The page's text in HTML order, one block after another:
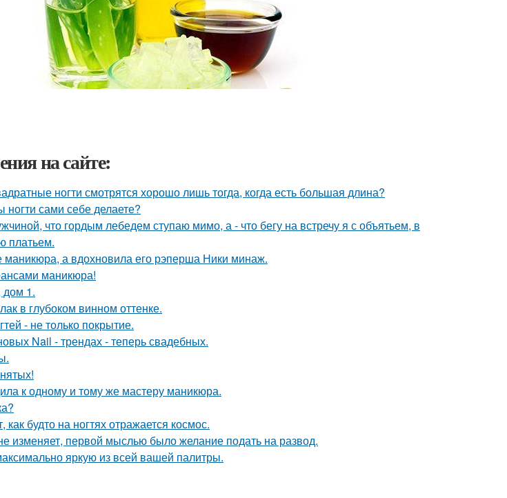
на сайте:
ногти смотрятся хорошо лишь тогда, когда есть большая длина?
сами себе делаете?
что гордым лебедем ступаю мимо, а - что бегу на встречу я с объятьем, в
платьем.
а вдохновила его рэперша Ники минаж.
маникюра!
1.
в глубоком винном оттенке.
- не только покрытие.
Nail - трендах - теперь свадебных.
к одному и тому же мастеру маникюра.
будто на ногтях отражается космос.
изменяет, первой мыслью было желание подать на развод.
яркую из всей вашей палитры.